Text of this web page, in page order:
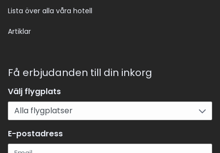
Lista över alla våra hotell
Artiklar
Få erbjudanden till din inkorg
Välj flygplats
E-postadress